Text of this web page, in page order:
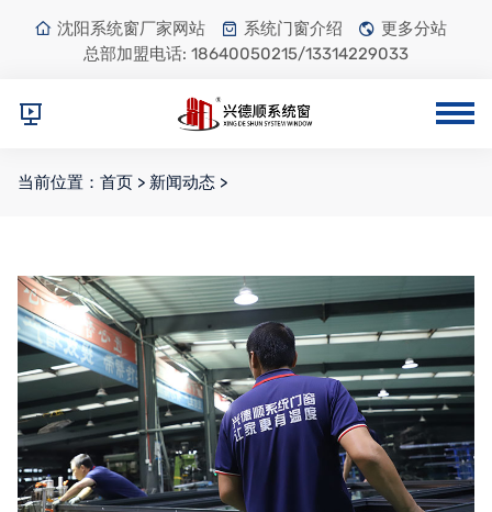
沈阳系统窗厂家网站 系统门窗介绍
更多分站
总部加盟电话: 18640050215/13314229033
当前位置： 首页 > 新闻动态 >